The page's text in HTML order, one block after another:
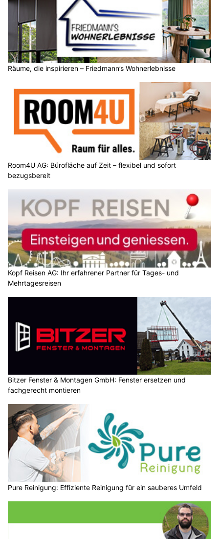
Räume, die inspirieren – Friedmann’s Wohnerlebnisse
Room4U AG: Bürofläche auf Zeit – flexibel und sofort
bezugsbereit
Kopf Reisen AG: Ihr erfahrener Partner für Tages- und
Mehrtagesreisen
Bitzer Fenster & Montagen GmbH: Fenster ersetzen und
fachgerecht montieren
Pure Reinigung: Effiziente Reinigung für ein sauberes Umfeld